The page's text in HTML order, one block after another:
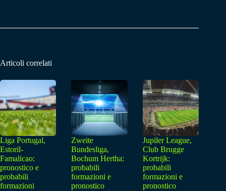
Articoli correlati
Liga Portugal,
Estoril-
Famalicao:
pronostico e
probabili
formazioni
Zweite
Bundesliga,
Bochum Hertha:
probabili
formazioni e
pronostico
Jupiler League,
Club Brugge
Kortrijk:
probabili
formazioni e
pronostico